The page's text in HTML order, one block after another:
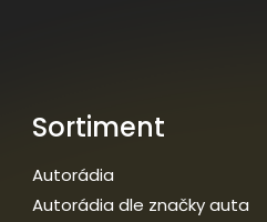
Sortiment
Autorádia
Autorádia dle značky auta